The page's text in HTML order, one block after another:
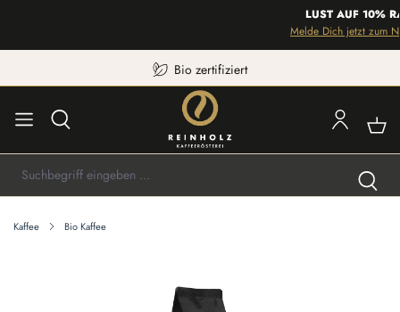
LUST AUF 10%
Melde Dich jetzt zum
Bio zertifiziert
Kaffee Bio Kaffee